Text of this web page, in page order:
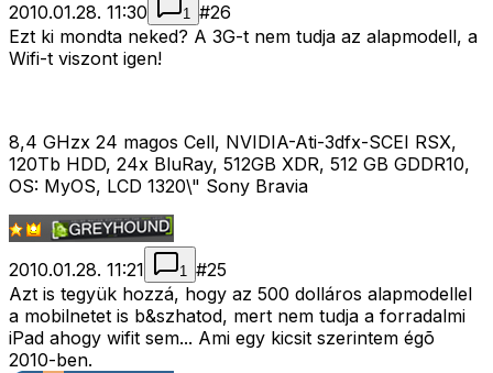
2010.01.28. 11:30
1 #26
Ezt ki mondta neked? A 3G-t nem tudja az alapmodell, a
Wifi-t viszont igen!
8,4 GHzx 24 magos Cell, NVIDIA-Ati-3dfx-SCEI RSX,
120Tb HDD, 24x BluRay, 512GB XDR, 512 GB GDDR10,
OS: MyOS, LCD 1320\" Sony Bravia
2010.01.28. 11:21 1 #25
Azt is tegyük hozzá, hogy az 500 dolláros alapmodellel
a mobilnetet is b&szhatod, mert nem tudja a forradalmi
iPad ahogy wifit sem... Ami egy kicsit szerintem égõ
2010-ben.